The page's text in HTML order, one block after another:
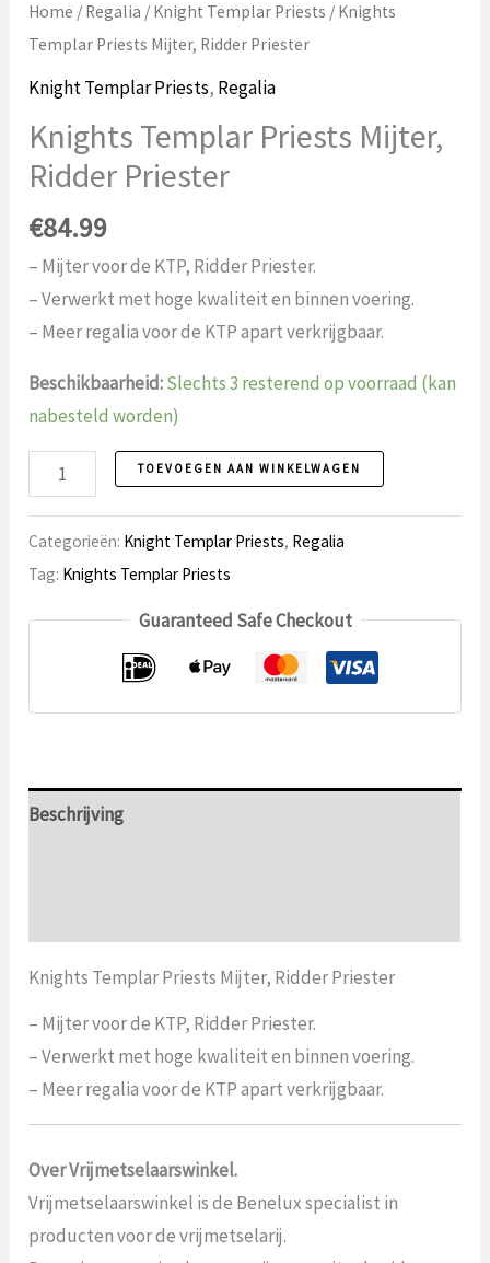
Home / Regalia / Knight Templar Priests / Knights
Templar Priests Mijter, Ridder Priester
Knight Templar Priests, Regalia
Knights Templar Priests Mijter,
Ridder Priester
€84.99
– Mijter voor de KTP, Ridder Priester.
– Verwerkt met hoge kwaliteit en binnen voering.
– Meer regalia voor de KTP apart verkrijgbaar.
Beschikbaarheid:Slechts 3 resterend op voorraad (kan
nabesteld worden)
Knights
Templar
Priests
Mijter,
TOEVOEGEN AAN WINKELWAGEN
Categorieën: Knight Templar Priests, Regalia
Tag: Knights Templar Priests
Guaranteed Safe Checkout
Beschrijving
Knights Templar Priests Mijter, Ridder Priester
– Mijter voor de KTP, Ridder Priester.
– Verwerkt met hoge kwaliteit en binnen voering.
– Meer regalia voor de KTP apart verkrijgbaar.
Over Vrijmetselaarswinkel.
Vrijmetselaarswinkel is de Benelux specialist in
producten voor de vrijmetselarij.